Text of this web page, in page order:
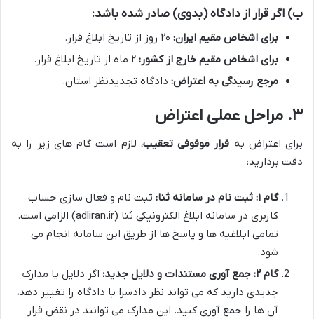
ب) اگر قرار از دادگاه (بدوی) صادر شده باشد:
برای اشخاص مقیم ایران:
برای اشخاص مقیم خارج از کشور:
مرجع رسیدگی به اعتراض: دادگاه تجدیدنظر استان.
۳. مراحل عملی اعتراض
برای اعتراض به قرار موقوفی تعقیب، لازم است گام های زیر را به
دقت بردارید:
گام ۱: ثبت نام در سامانه ثنا:
ثبت نام و فعال سازی حساب
کاربری در سامانه ابلاغ الکترونیکی ثنا (adliran.ir) الزامی است.
تمامی ابلاغیه ها و پاسخ ها از طریق این سامانه انجام می
شود.
گام ۲: جمع آوری مستندات و دلایل جدید:
اگر دلایل یا مدارک
جدیدی دارید که می تواند نظر دادسرا یا دادگاه را تغییر دهد،
آن ها را جمع آوری کنید. این مدارک می توانند در نقض قرار